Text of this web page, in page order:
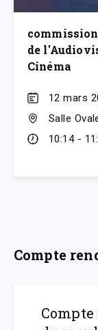
de
Cinéma
12 mars
Salle
10:14 -
Compte